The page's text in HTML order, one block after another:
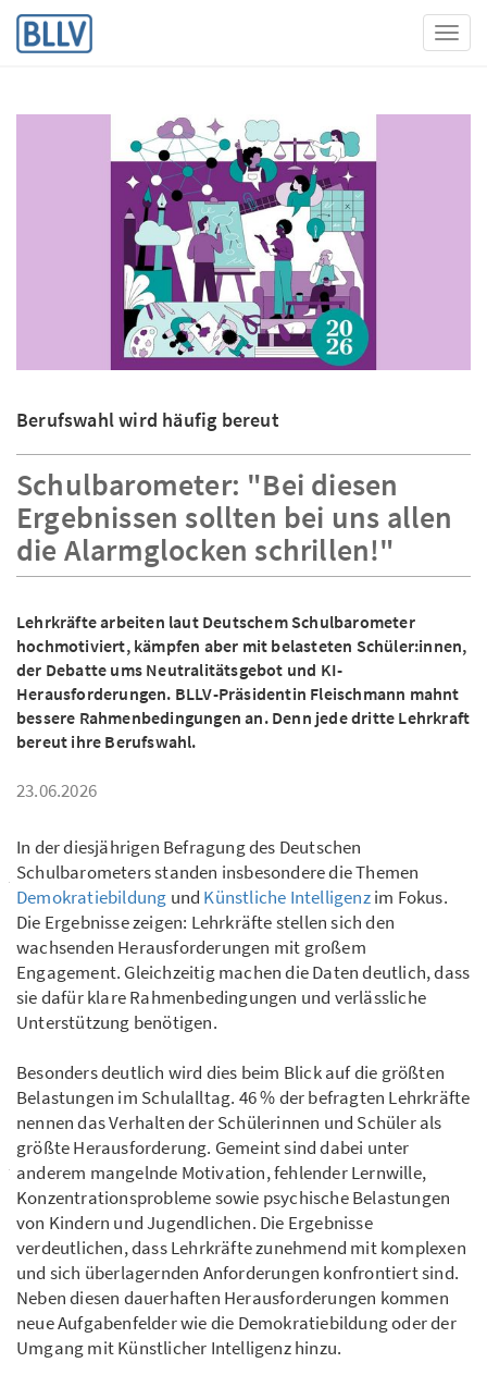
Berufswahl wird häufig bereut
Schulbarometer: "Bei diesen
Ergebnissen sollten bei uns allen
die Alarmglocken schrillen!"
Lehrkräfte arbeiten laut Deutschem Schulbarometer
hochmotiviert, kämpfen aber mit belasteten Schüler:innen,
der Debatte ums Neutralitätsgebot und KI-
Herausforderungen. BLLV-Präsidentin Fleischmann mahnt
bessere Rahmenbedingungen an. Denn jede dritte Lehrkraft
bereut ihre Berufswahl.
23.06.2026
In der diesjährigen Befragung des Deutschen
Schulbarometers standen insbesondere die Themen
Demokratiebildung und Künstliche Intelligenzim Fokus.
Die Ergebnisse zeigen: Lehrkräfte stellen sich den
wachsenden Herausforderungen mit großem
Engagement. Gleichzeitig machen die Daten deutlich, dass
sie dafür klare Rahmenbedingungen und verlässliche
Unterstützung benötigen.
Besonders deutlich wird dies beim Blick auf die größten
Belastungen im Schulalltag. 46 % der befragten Lehrkräfte
nennen das Verhalten der Schülerinnen und Schüler als
größte Herausforderung. Gemeint sind dabei unter
anderem mangelnde Motivation, fehlender Lernwille,
Konzentrationsprobleme sowie psychische Belastungen
von Kindern und Jugendlichen. Die Ergebnisse
verdeutlichen, dass Lehrkräfte zunehmend mit komplexen
und sich überlagernden Anforderungen konfrontiert sind.
Neben diesen dauerhaften Herausforderungen kommen
neue Aufgabenfelder wie die Demokratiebildung oder der
Umgang mit Künstlicher Intelligenz hinzu.